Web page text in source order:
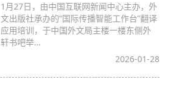
1月27日，由中国互联网新闻中心主办，外
文出版社承办的“国际传播智能工作台”翻译
应用培训，于中国外文局主楼一楼东侧外
轩书吧举…
2026-01-28